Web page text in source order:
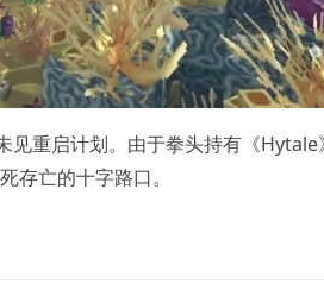
重启计划。由于拳头持有《
存亡的十字路口。